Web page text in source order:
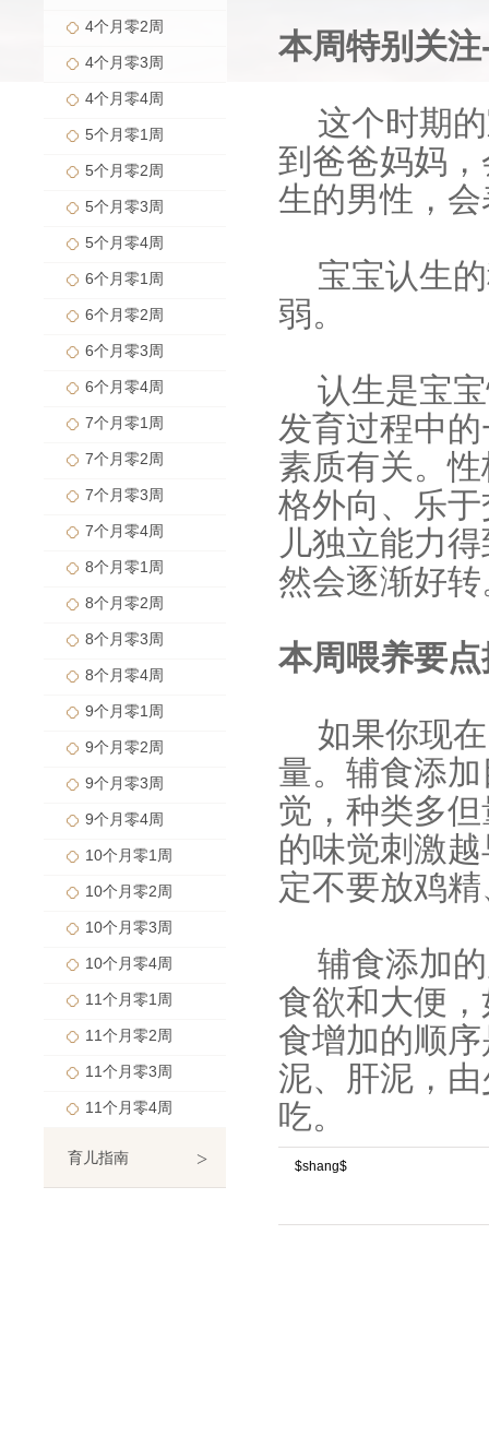
4个月零2周
4个月零3周
4个月零4周
5个月零1周
5个月零2周
5个月零3周
5个月零4周
6个月零1周
6个月零2周
6个月零3周
6个月零4周
7个月零1周
7个月零2周
7个月零3周
7个月零4周
8个月零1周
8个月零2周
8个月零3周
8个月零4周
9个月零1周
9个月零2周
9个月零3周
9个月零4周
10个月零1周
10个月零2周
10个月零3周
10个月零4周
11个月零1周
11个月零2周
11个月零3周
11个月零4周
育儿指南 >
本周特别关
这个时期
到爸爸妈妈
生的男性，
宝宝认生
弱。
认生是宝
发育过程中
素质有关。
格外向、乐
儿独立能力
然会逐渐好转
本周喂养要
如果你现
量。辅食添
觉，种类多
的味觉刺激
定不要放鸡
辅食添加
食欲和大便
食增加的顺
泥、肝泥，
吃。
$shang$